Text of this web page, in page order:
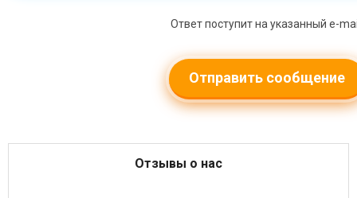
Ответ поступит на указанный e-
Отзывы о нас